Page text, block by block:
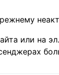
цен на
монет из
или на